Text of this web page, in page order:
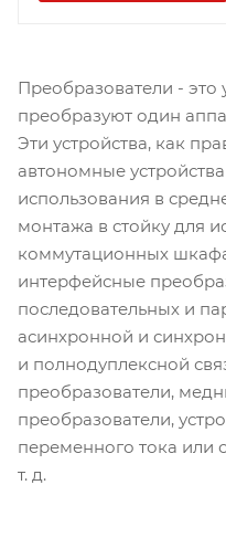
Преобразователи - это
преобразуют один
Эти устройства, как
автономные
использования в
монтажа в стойку для
коммутационных
интерфейсные
последовательных и
асинхронной и
и полнодуплексной
преобразователи,
преобразователи,
переменного тока или
т. д.